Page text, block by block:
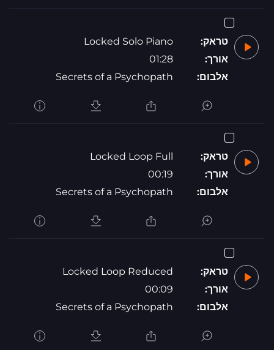
טראק:
Locked Solo Piano
אורך:
01:28
אלבום:
Secrets of a Psychopath
טראק:
Locked Loop Full
אורך:
00:19
אלבום:
Secrets of a Psychopath
טראק:
Locked Loop Reduced
אורך:
00:09
אלבום:
Secrets of a Psychopath